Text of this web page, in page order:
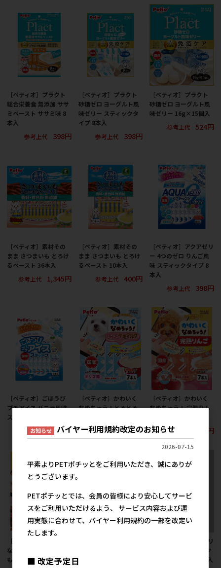
［ペティオ］プラクト
総合栄養食 無添加 ササ
ミペースト ササミ味 8
本入
参考上代
398円
［ペティオ］プラクト
砂糖ゼロ ヨーグルト風
味ゼリー スティックタ
イプ 8本入
参考上代
398円
［ペティオ］プラクト
砂糖ゼロ ヨーグルト風
味ゼリー 16g×15個入
参考上代
524円
［ペティオ］素材その
まま さつまいも とろけ
るペースト 36本入
参考上代
1,345円
［ペティオ］素材その
まま さつまいも とろけ
るペースト 10本入
参考上代
400円
［ペティオ］アクアゼリ
ー 4つのゼロ りんご風
味 スティックタイプ 8
本入
参考上代
398円
［ペティオ］ごほうび
プチアイス バニラ風味
スティックタイプ 8本入
参考上代
398円
［ペティオ］かわいく
なめちゃう！とろとろ
参考上代 467円
［ペティオ］かわいく
なめちゃう！ 完熟りん
参考上代
467円
［ペティオ］かわいく
なめちゃう！ さつまい
も 7本入
16g×15個入
［ペティオ］アクアゼリ
ー 水分補給 ヤギミルク
スティックタイプ 8本入
お知らせ バイヤー利用規約改定のお知らせ
2026-07-15
平素よりPETポチッとをご利用いただき、誠にありが
とうございます。
PETポチッとでは、会員の皆様により安心してサービ
スをご利用いただけるよう、 サービス内容および運
用実態に合わせて、バイヤー利用規約の一部を改定い
たします。
■ 改定予定日